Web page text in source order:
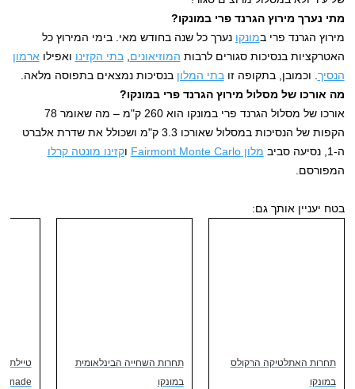
מתי נערך מירוץ הגרנד פרי במונקו?
מירוץ הגרנד פרי במונקו נערך כל שנה בחודש מאי. בימי המירוץ כל
האטרקציות בנסיכות סגורים לרבות המוזיאונים,בתי הקזינו ואפילוארמון
הנסיך. וכמובן, בתקופה זובתי המלון בנסיכות נמצאים בתפוסה מלאה.
מה אורכו של מסלול מירוץ הגרנד פרי במונקו?
אורכו של מסלול הגרנד פרי במונקו הוא 260 ק"מ – מה שאומר 78
הקפות של הנסיכות במסלול שאורכו 3.3 ק"מ ושכולל את שדרת אלברט
ה-1, נסיעה סביב
מלון Fairmont Monte Carlo וקזינו מונטה קרלו
המפורסם.
בטח יעניין אותך גם:
תחרות האתלטיקה הרקולס
במונקו
תחרות השחייה הבינלאומית
במונקו